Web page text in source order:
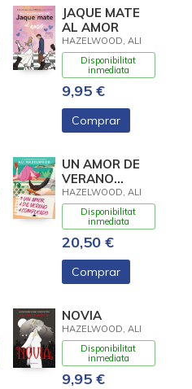
JAQUE MATE
AL AMOR
HAZELWOOD, ALI
Disponibilitat
inmediata
9,95 €
Comprar
UN AMOR DE
VERANO
COMPLICADO
HAZELWOOD, ALI
Disponibilitat
inmediata
20,50 €
Comprar
NOVIA
HAZELWOOD, ALI
Disponibilitat
inmediata
9,95 €